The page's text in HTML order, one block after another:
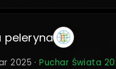
peleryna
2025 ·Puchar Świata